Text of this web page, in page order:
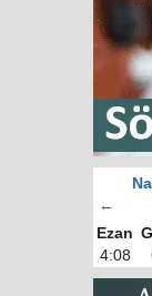
←
Ezan
4:08